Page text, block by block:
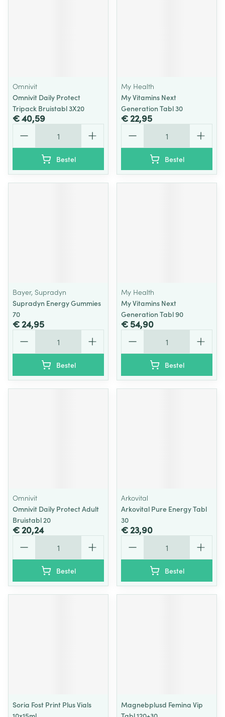
Omnivit
Omnivit Daily Protect
Tripack Bruistabl 3X20
€ 40,59
Bestel
My Health
My Vitamins Next
Generation Tabl 30
€ 22,95
Bestel
Bayer, Supradyn
Supradyn Energy Gummies
70
€ 24,95
Bestel
My Health
My Vitamins Next
Generation Tabl 90
€ 54,90
Bestel
Omnivit
Omnivit Daily Protect Adult
Bruistabl 20
€ 20,24
Bestel
Arkovital
Arkovital Pure Energy Tabl
30
€ 23,90
Bestel
Soria Fost Print Plus Vials
Magnebplusd Femina Vip